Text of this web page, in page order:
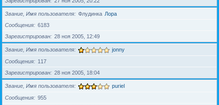
Звание, Имя пользователя Флудинка Лора
Сообщения
6183
Зарегистрирован
28 ноя 2005, 12:49
Звание, Имя пользователя jonny
Сообщения
117
Зарегистрирован
28 ноя 2005, 18:04
Звание, Имя пользователя puriel
Сообщения
955